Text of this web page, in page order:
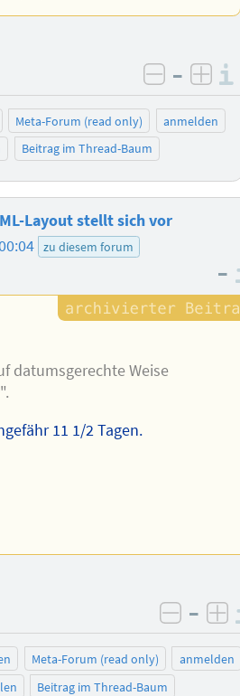
negativ
–
Meta-Forum (read only)
anmelden
Beitrag im Thread-Baum
Layout stellt sich vor
zu diesem forum
–
datumsgerechte Weise
11 1/2 Tagen.
–
Meta-Forum (read only)
anmelden
Beitrag im Thread-Baum